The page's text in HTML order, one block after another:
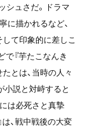
シュさだ。ドラマ
に描かれるなど、
て印象的に差しこ
『芋たこなんき
とは、当時の人々
小説と対峙すると
は必死さと真摯
は、戦中戦後の大変